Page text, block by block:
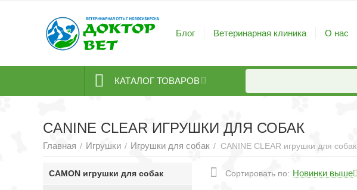
Блог Ветеринарная клиника О нас
КАТАЛОГ ТОВАРОВ
CANINE CLEAR ИГРУШКИ ДЛЯ СОБАК
Главная / Игрушки / Игрушки для собак / CANINE CLEAR игрушки для собак
Сортировать по: Новинки выше
CAMON игрушки для собак